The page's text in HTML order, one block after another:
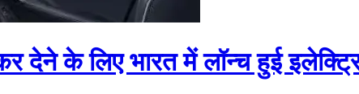
के लिए भारत में लॉन्च हुई